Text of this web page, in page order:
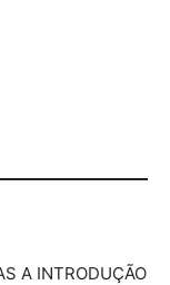
A INTRODUÇÃO